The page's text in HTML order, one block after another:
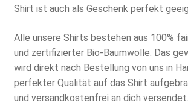
Shirt ist auch als Geschenk perfekt
Alle unsere Shirts bestehen aus 100%
und zertifizierter Bio-Baumwolle. Das
wird direkt nach Bestellung von uns in
perfekter Qualität auf das Shirt
und versandkostenfrei an dich